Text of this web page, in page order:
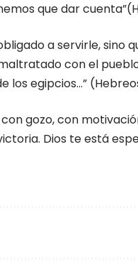
que dar
a servirle,
con el
egipcios…”
gozo, con
Dios te está